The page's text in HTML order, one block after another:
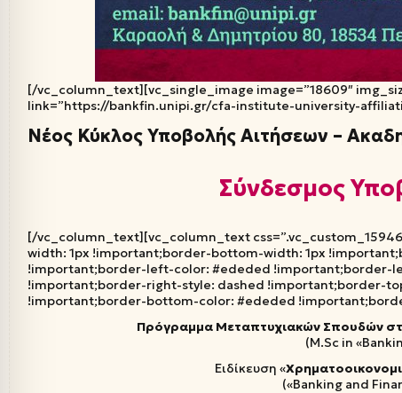
[/vc_column_text][vc_single_image image=”18609″
link=”https://bankfin.unipi.gr/cfa-institute-university-
Νέος Κύκλος Υποβολής Αιτήσεων –
Σύνδεσμος
[/vc_column_text][vc_column_text
width: 1px !important;border-bottom-width: 1px
!important;border-left-color: #ededed !important;border-
!important;border-right-style: dashed !important;border-
!important;border-bottom-color: #ededed
Πρόγραμμα Μεταπτυχιακών Σπουδών
(M.Sc in
Ειδίκευση «
(«Banking and